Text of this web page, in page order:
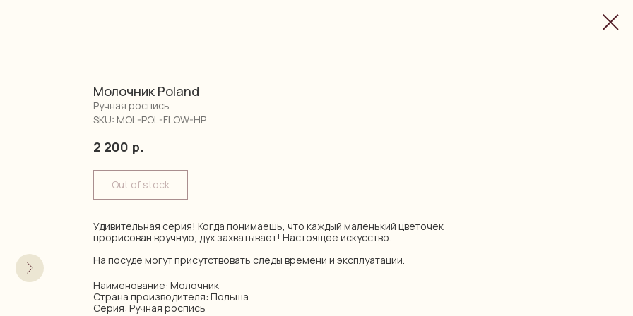
Молочник Poland
Ручная роспись
SKU: MOL-POL-FLOW-HP
2 200 р.
Out of stock
Удивительная серия! Когда понимаешь, что каждый маленький цветочек
прорисован вручную, дух захватывает! Настоящее искусство.
На посуде могут присутствовать следы времени и эксплуатации.
Наименование: Молочник
Страна производителя: Польша
Серия: Ручная роспись